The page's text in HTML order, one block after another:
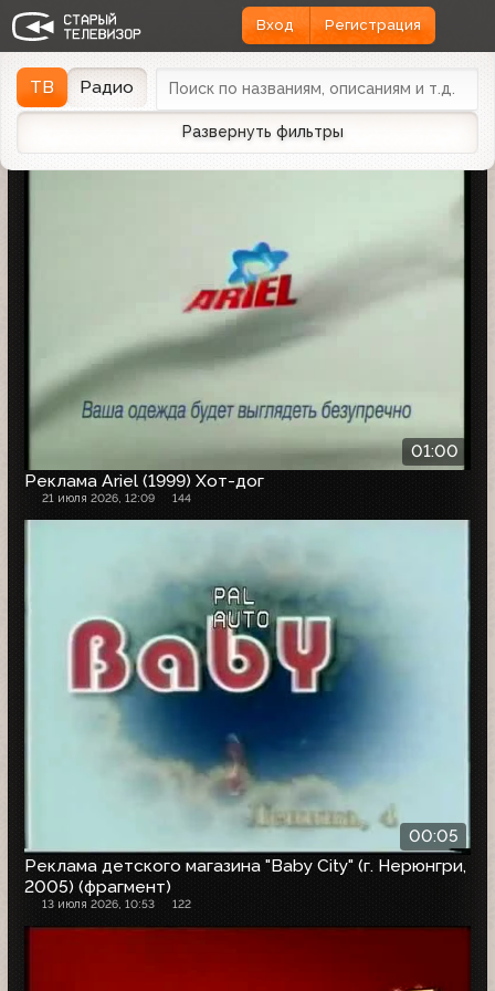
Вход Регистрация
ТВ Радио
Развернуть фильтры
Найдено 1162 записи Дата эфираДата заливки
01:00
Реклама Ariel (1999) Хот-дог
21 июля 2026, 12:09 144
00:05
Реклама детского магазина "Baby City" (г. Нерюнгри,
2005) (фрагмент)
13 июля 2026, 10:53 122